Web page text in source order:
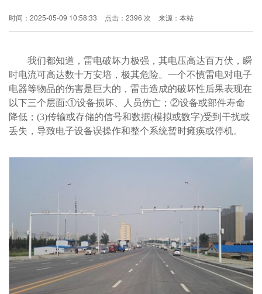
时间：2025-05-09 10:58:33 点击：2396 次 来源：本站
我们都知道，雷电破坏力极强，其电压高达百万伏，瞬
时电流可高达数十万安培，极其危险。一个不慎雷电对电子
电器等物品的伤害是巨大的，雷击造成的破坏性后果表现在
以下三个层面:①设备损坏、人员伤亡；②设备或部件寿命
降低；(3)传输或存储的信号和数据(模拟或数字)受到干扰或
丢失，导致电子设备误操作和整个系统暂时瘫痪或停机。